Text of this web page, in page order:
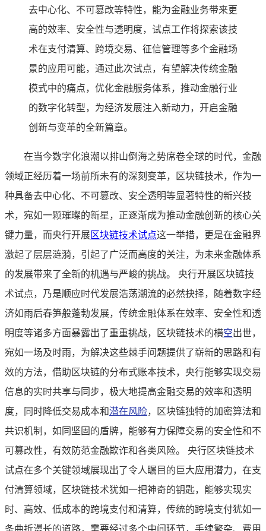
去中心化、不可篡改等特性，能为金融业务带来更
高的效率、安全性与透明度，试点工作将探索该技
术在支付清算、跨境交易、征信管理等多个金融场
景的应用可能，通过此次试点，有望解决传统金融
模式中的痛点，优化金融服务体系，推动金融行业
的数字化转型，为经济发展注入新动力，开启金融
创新与变革的全新篇章。
在当今数字化浪潮以排山倒海之势席卷全球的时代，金融
领域正经历着一场前所未有的深刻变革，区块链技术，作为一
种具备去中心化、不可篡改、安全透明等显著特性的新兴技
术，宛如一颗璀璨的新星，正逐渐成为推动金融创新的核心关
键力量，而央行开展区块链技术试点这一举措，更是在金融界
激起了层层涟漪，引起了广泛而高度的关注，为未来金融体系
的发展带来了全新的机遇与严峻的挑战。 央行开展区块链技
术试点，乃是顺应时代发展浩荡潮流的必然抉择，随着数字经
济如雨后春笋般蓬勃发展，传统金融体系在效率、安全性和透
明度等诸多方面暴露出了重重挑战，区块链技术的横空出世，
宛如一场及时雨，为解决这些棘手问题提供了崭新的思路和有
效的方法，借助区块链的分布式账本技术，央行能够实现交易
信息的实时共享与同步，极大地提高金融交易的效率和透明
度，同时降低交易成本和潜在风险，区块链独特的加密算法和
共识机制，如同坚固的盾牌，能够有力保障交易的安全性和不
可篡改性，有效防范金融欺诈和各类风险。 央行区块链技术
试点在多个关键领域展现出了令人瞩目的巨大应用潜力，在支
付清算领域，区块链技术犹如一把神奇的钥匙，能够实现实
时、高效、低成本的跨境支付和清算，传统的跨境支付犹如一
条曲折漫长的道路，需要经过多个中间环节，手续繁杂、费用